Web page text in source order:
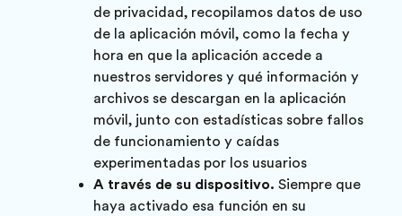
de privacidad, recopilamos datos de uso
de la aplicación móvil, como la fecha y
hora en que la aplicación accede a
nuestros servidores y qué información y
archivos se descargan en la aplicación
móvil, junto con estadísticas sobre fallos
de funcionamiento y caídas
experimentadas por los usuarios
A través de su dispositivo. Siempre que
haya activado esa función en su